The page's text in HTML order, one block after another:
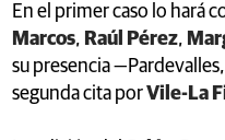
En el primer caso lo hará
Marcos, Raúl Pérez,
su presencia
segunda cita porVile-La